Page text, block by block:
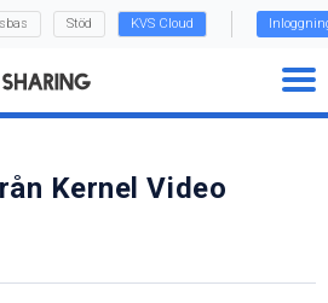
Stöd KVS Cloud
Kernel Video